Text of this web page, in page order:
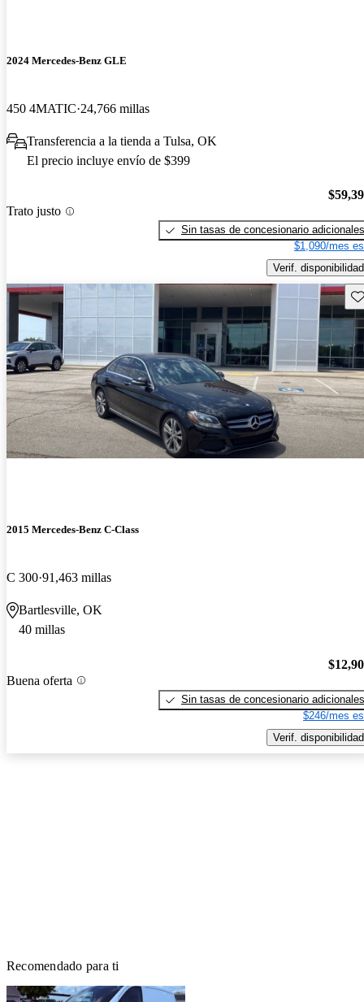
2024 Mercedes-Benz GLE
450 4MATIC 24,766 millas
Transferencia a la tienda a Tulsa, OK
El precio incluye envío de $399
Trato justo
Sin tasas de concesionario adicionales
$1,090/mes
Verif. disponibilidad
2015 Mercedes-Benz C-Class
C 300 91,463 millas
Bartlesville, OK
40 millas
Buena oferta
Sin tasas de concesionario adicionales
$246/mes
Verif. disponibilidad
Recomendado para ti